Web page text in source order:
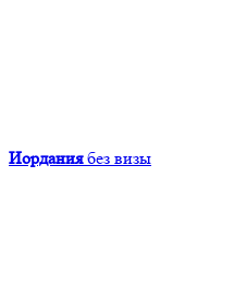
Иордания без визы